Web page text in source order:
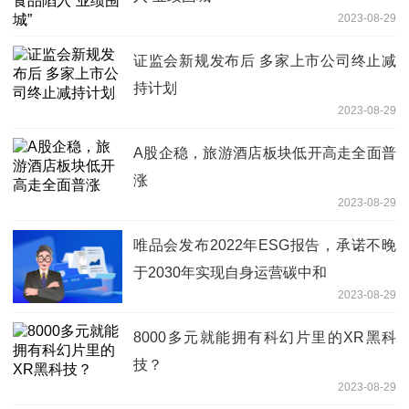
2023-08-29
证监会新规发布后 多家上市公司终止减
持计划
2023-08-29
A股企稳，旅游酒店板块低开高走全面普
涨
2023-08-29
唯品会发布2022年ESG报告，承诺不晚
于2030年实现自身运营碳中和
2023-08-29
8000多元就能拥有科幻片里的XR黑科
技？
2023-08-29